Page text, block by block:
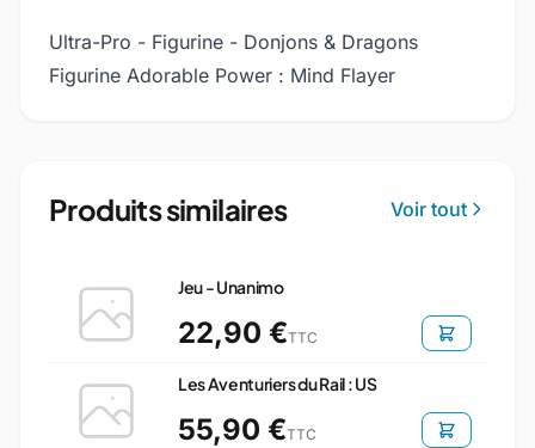
Ultra-Pro - Figurine - Donjons & Dragons
Figurine Adorable Power : Mind Flayer
Produits similaires Voir tout
Jeu - Unanimo
22,90 €TTC
Les Aventuriers du Rail : US
55,90 €TTC